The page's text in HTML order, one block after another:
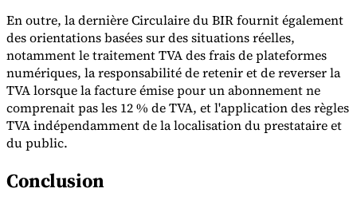
En outre, la dernière Circulaire du BIR fournit également
des orientations basées sur des situations réelles,
notamment le traitement TVA des frais de plateformes
numériques, la responsabilité de retenir et de reverser la
TVA lorsque la facture émise pour un abonnement ne
comprenait pas les 12 % de TVA, et l'application des règles
TVA indépendamment de la localisation du prestataire et
du public.
Conclusion